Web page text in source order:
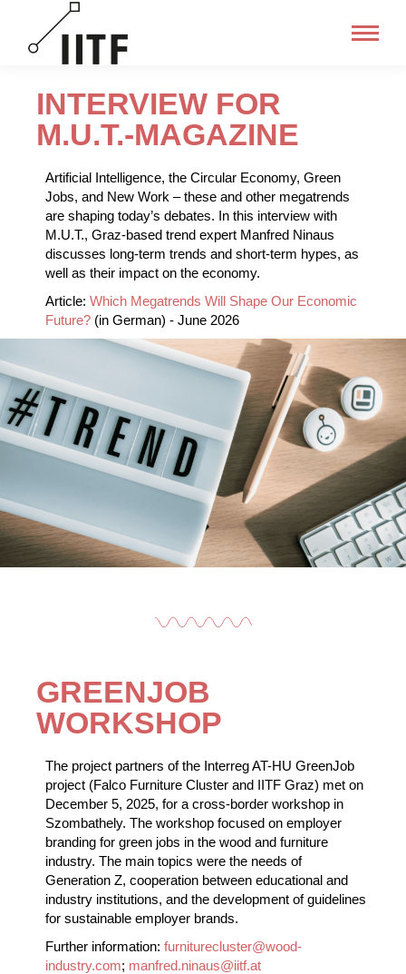
INTERVIEW FOR
M.U.T.-MAGAZINE
Artificial Intelligence, the Circular Economy, Green
Jobs, and New Work – these and other megatrends
are shaping today’s debates. In this interview with
M.U.T., Graz-based trend expert Manfred Ninaus
discusses long-term trends and short-term hypes, as
well as their impact on the economy.
Article: Which Megatrends Will Shape Our Economic
Future? (in German) - June 2026
GREENJOB
WORKSHOP
The project partners of the Interreg AT-HU GreenJob
project (Falco Furniture Cluster and IITF Graz) met on
December 5, 2025, for a cross-border workshop in
Szombathely. The workshop focused on employer
branding for green jobs in the wood and furniture
industry. The main topics were the needs of
Generation Z, cooperation between educational and
industry institutions, and the development of guidelines
for sustainable employer brands.
Further information: furniturecluster@wood-
industry.com; manfred.ninaus@iitf.at